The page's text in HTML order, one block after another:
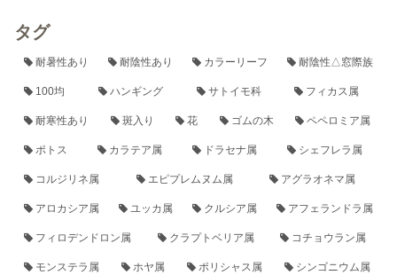
タグ
耐暑性あり 耐陰性あり カラーリーフ 耐陰性△窓際族
100均 ハンギング サトイモ科 フィカス属
耐寒性あり 斑入り 花 ゴムの木 ペペロミア属
ポトス カラテア属 ドラセナ属 シェフレラ属
コルジリネ属 エピプレムヌム属 アグラオネマ属
アロカシア属 ユッカ属 クルシア属 アフェランドラ属
フィロデンドロン属 クラプトベリア属 コチョウラン属
モンステラ属 ホヤ属 ポリシャス属 シンゴニウム属